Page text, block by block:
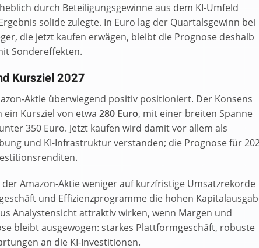
durch Beteiligungsgewinne aus dem KI-Umfeld
solide zulegte. In Euro lag der Quartalsgewinn bei
die jetzt kaufen erwägen, bleibt die Prognose deshalb
Sondereffekten.
Kursziel 2027
Aktie überwiegend positiv positioniert. Der Konsens
Kursziel von etwa 280 Euro, mit einer breiten Spanne
350 Euro. Jetzt kaufen wird damit vor allem als
und KI-Infrastruktur verstanden; die Prognose für
Amazon-Aktie weniger auf kurzfristige Umsatzrekorde
und Effizienzprogramme die hohen
Analystensicht attraktiv wirken, wenn Margen und
bleibt ausgewogen: starkes Plattformgeschäft, robuste
an die KI-Investitionen.